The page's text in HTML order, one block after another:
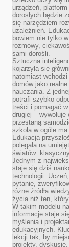
urządzeń,
dorosłych będzie
się narzędziem
uzależnień.
bowiem nie tylko
rozmowy,
sami dorośli.
Sztuczna
kojarzyła się
natomiast
domów jako
nauczania. Z
potrafi szybko
treści i pomagać
drugiej –
przestaną
szkoła w ogóle
Edukacja
polegała na
światów:
Jednym z
staje się dziś
technologii.
pytanie,
różne źródła
życia niż ten,
W takim modelu
informacje staje
myślenia i
edukacyjnych.
lekcji tak, by
projekty,